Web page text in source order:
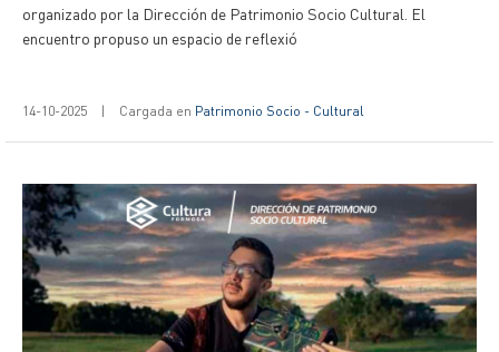
organizado por la Dirección de Patrimonio Socio Cultural. El
encuentro propuso un espacio de reflexió
14-10-2025 | Cargada en Patrimonio Socio - Cultural